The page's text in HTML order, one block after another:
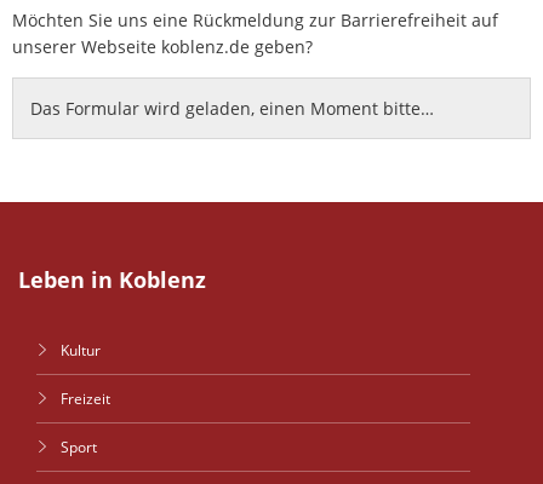
Möchten Sie uns eine Rückmeldung zur Barrierefreiheit auf
unserer Webseite koblenz.de geben?
Das Formular wird geladen, einen Moment bitte…
Leben in Koblenz
Kultur
Freizeit
Sport